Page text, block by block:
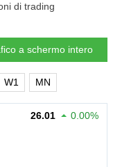
di trading
a schermo intero
W1 MN
26.01 0.00%